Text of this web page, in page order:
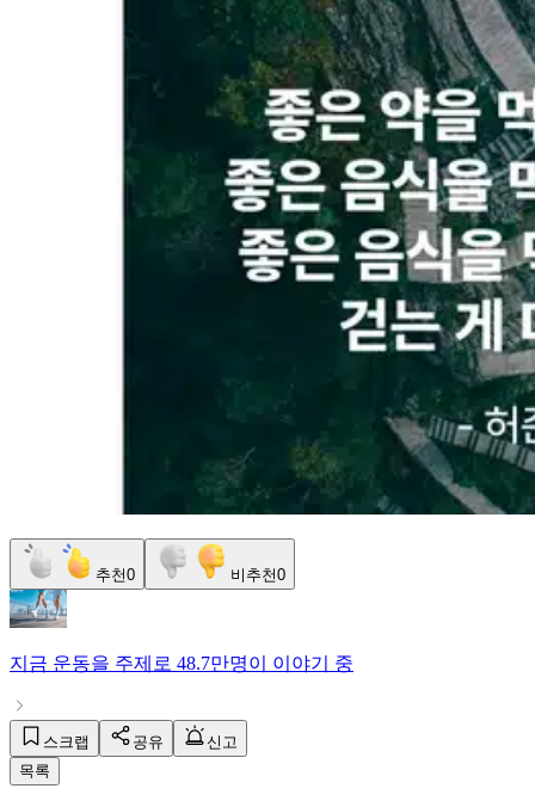
추천0 비추천0
지금 운동을 주제로 48.7만명이 이야기 중
스크랩 공유
신고
목록